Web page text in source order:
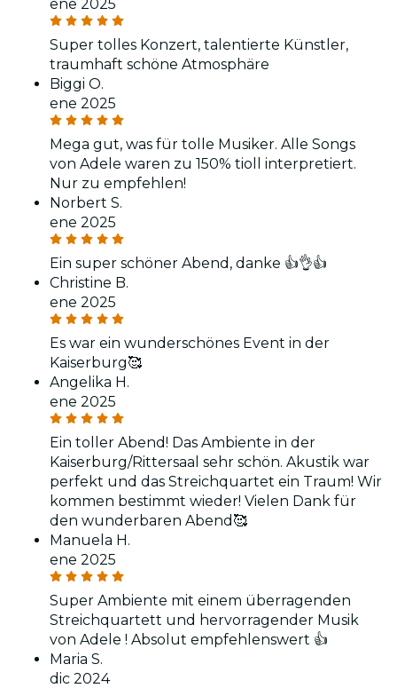
ene 2025
Super tolles Konzert, talentierte Künstler,
traumhaft schöne Atmosphäre
Biggi O.
ene 2025
Mega gut, was für tolle Musiker. Alle Songs
von Adele waren zu 150% tioll interpretiert.
Nur zu empfehlen!
Norbert S.
ene 2025
Ein super schöner Abend, danke 👍👌👍
Christine B.
ene 2025
Es war ein wunderschönes Event in der
Kaiserburg🥰
Angelika H.
ene 2025
Ein toller Abend! Das Ambiente in der
Kaiserburg/Rittersaal sehr schön. Akustik war
perfekt und das Streichquartet ein Traum! Wir
kommen bestimmt wieder! Vielen Dank für
den wunderbaren Abend🥰
Manuela H.
ene 2025
Super Ambiente mit einem überragenden
Streichquartett und hervorragender Musik
von Adele ! Absolut empfehlenswert 👍
Maria S.
dic 2024